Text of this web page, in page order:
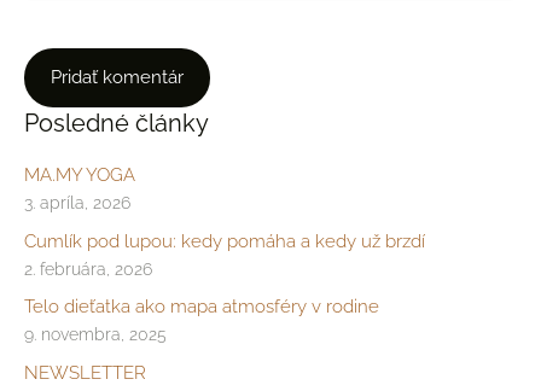
Posledné články
MA.MY YOGA
3. apríla, 2026
Cumlík pod lupou: kedy pomáha a kedy už brzdí
2. februára, 2026
Telo dieťatka ako mapa atmosféry v rodine
9. novembra, 2025
NEWSLETTER